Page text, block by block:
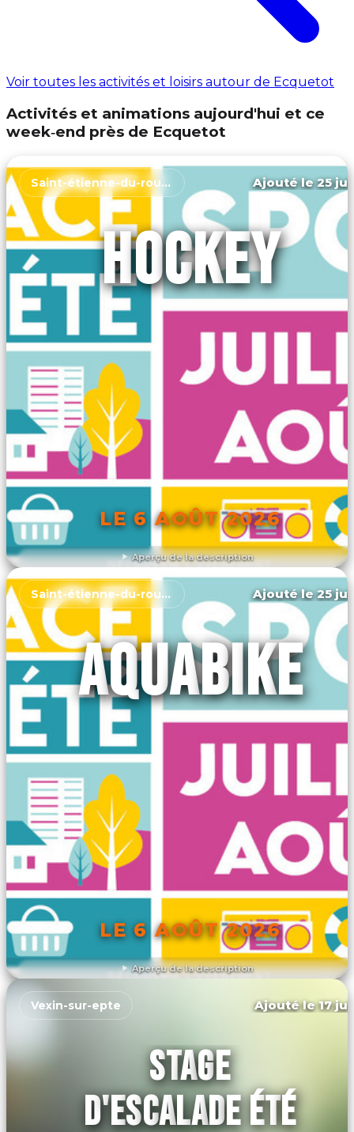
Voir toutes les activités et loisirs autour de Ecquetot
Activités et animations aujourd'hui et ce
week‑end près de Ecquetot
Aperçu de la description
Saint-étienne-du-rouvray Ajouté le 25
HOCKEY
LE 6 AOÛT 2026
DÉCOUVRIR L'ÉVÉNEMENT
Aperçu de la description
Saint-étienne-du-rouvray Ajouté le 25
AQUABIKE
LE 6 AOÛT 2026
DÉCOUVRIR L'ÉVÉNEMENT
Vexin-sur-epte Ajouté le 17
STAGE
D'ESCALADE ÉTÉ